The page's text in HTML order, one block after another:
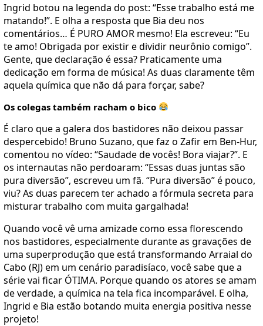
Ingrid botou na legenda do post: “Esse trabalho está me
matando!”. E olha a resposta que Bia deu nos
comentários… É PURO AMOR mesmo! Ela escreveu: “Eu
te amo! Obrigada por existir e dividir neurônio comigo”.
Gente, que declaração é essa? Praticamente uma
dedicação em forma de música! As duas claramente têm
aquela química que não dá para forçar, sabe?
Os colegas também racham o bico
É claro que a galera dos bastidores não deixou passar
despercebido! Bruno Suzano, que faz o Zafir em Ben-Hur,
comentou no vídeo: “Saudade de vocês! Bora viajar?”. E
os internautas não perdoaram: “Essas duas juntas são
pura diversão”, escreveu um fã. “Pura diversão” é pouco,
viu? As duas parecem ter achado a fórmula secreta para
misturar trabalho com muita gargalhada!
Quando você vê uma amizade como essa florescendo
nos bastidores, especialmente durante as gravações de
uma superprodução que está transformando Arraial do
Cabo (RJ) em um cenário paradisíaco, você sabe que a
série vai ficar ÓTIMA. Porque quando os atores se amam
de verdade, a química na tela fica incomparável. E olha,
Ingrid e Bia estão botando muita energia positiva nesse
projeto!